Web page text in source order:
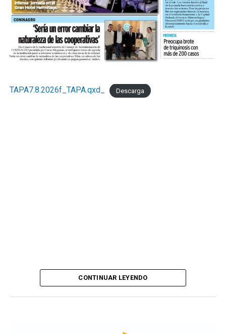
TAPA7.8.2026f_TAPA.qxd_ Descarga
CONTINUAR LEYENDO